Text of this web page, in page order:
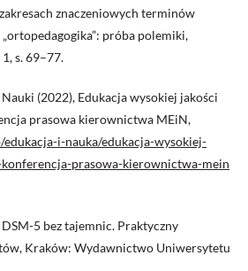
znaczeniowych terminów
„ortopedagogika”: próba polemiki,
1, s. 69–77.
(2022), Edukacja wysokiej jakości
prasowa kierownictwa MEiN,
i-nauka/edukacja-wysokiej-
prasowa-kierownictwa-mein
5 bez tajemnic. Praktyczny
Kraków: Wydawnictwo Uniwersytetu